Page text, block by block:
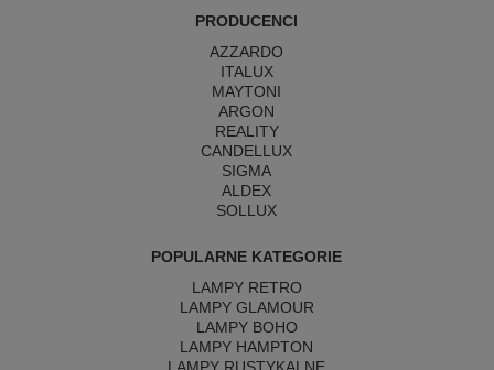
PRODUCENCI
AZZARDO
ITALUX
MAYTONI
ARGON
REALITY
CANDELLUX
SIGMA
ALDEX
SOLLUX
POPULARNE KATEGORIE
LAMPY RETRO
LAMPY GLAMOUR
LAMPY BOHO
LAMPY HAMPTON